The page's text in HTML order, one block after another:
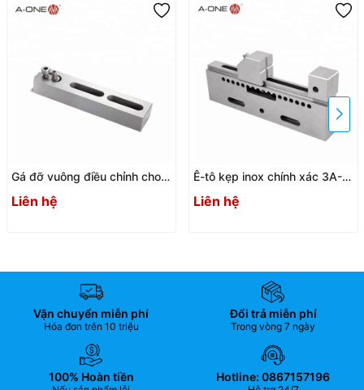
Gá đỡ vuông điều chỉnh cho
200029 / 3A-200030
Liên hệ
Ê-tô kẹp inox chính xác 3A-
200018 / 3A-200019
Liên hệ
Vận chuyển miễn phí
Hóa đơn trên 10 triệu
Đổi trả miễn phí
Trong vòng 7 ngày
100% Hoàn tiền Hotline: 0867157196